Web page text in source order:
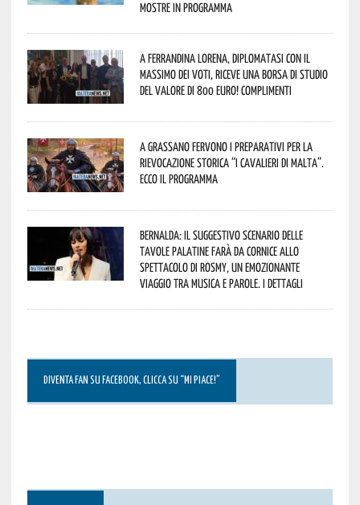
mostre in programma
A Ferrandina Lorena, diplomatasi con il
massimo dei voti, riceve una borsa di studio
del valore di 800 euro! Complimenti
A Grassano fervono i preparativi per la
Rievocazione Storica “I CAVALIERI DI MALTA”.
Ecco il programma
Bernalda: il suggestivo scenario delle
Tavole Palatine farà da cornice allo
spettacolo di Rosmy, un emozionante
viaggio tra musica e parole. I dettagli
DIVENTA FAN SU FACEBOOK, CLICCA SU “MI PIACE!”